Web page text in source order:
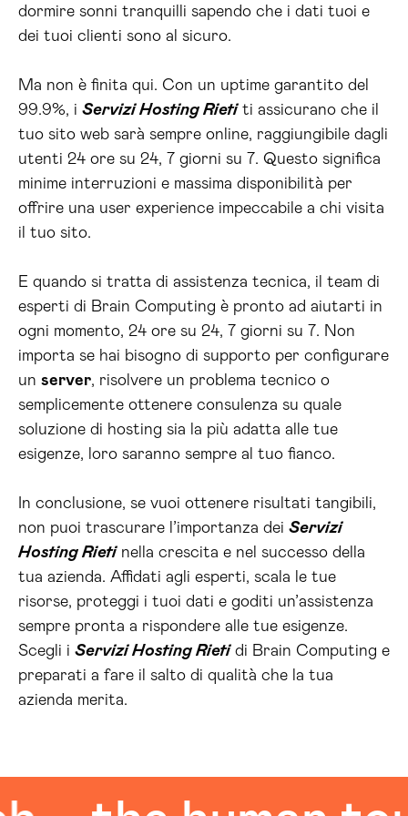
dormire sonni tranquilli sapendo che i dati tuoi e
dei tuoi clienti sono al sicuro.
Ma non è finita qui. Con un uptime garantito del
99.9%, i Servizi Hosting Rietiti assicurano che il
tuo sito web sarà sempre online, raggiungibile dagli
utenti 24 ore su 24, 7 giorni su 7. Questo significa
minime interruzioni e massima disponibilità per
offrire una user experience impeccabile a chi visita
il tuo sito.
E quando si tratta di assistenza tecnica, il team di
esperti di Brain Computing è pronto ad aiutarti in
ogni momento, 24 ore su 24, 7 giorni su 7. Non
importa se hai bisogno di supporto per configurare
un server, risolvere un problema tecnico o
semplicemente ottenere consulenza su quale
soluzione di hosting sia la più adatta alle tue
esigenze, loro saranno sempre al tuo fianco.
In conclusione, se vuoi ottenere risultati tangibili,
non puoi trascurare l’importanza dei Servizi
Hosting Rietinella crescita e nel successo della
tua azienda. Affidati agli esperti, scala le tue
risorse, proteggi i tuoi dati e goditi un’assistenza
sempre pronta a rispondere alle tue esigenze.
Scegli i Servizi Hosting Rietidi Brain Computing e
preparati a fare il salto di qualità che la tua
azienda merita.